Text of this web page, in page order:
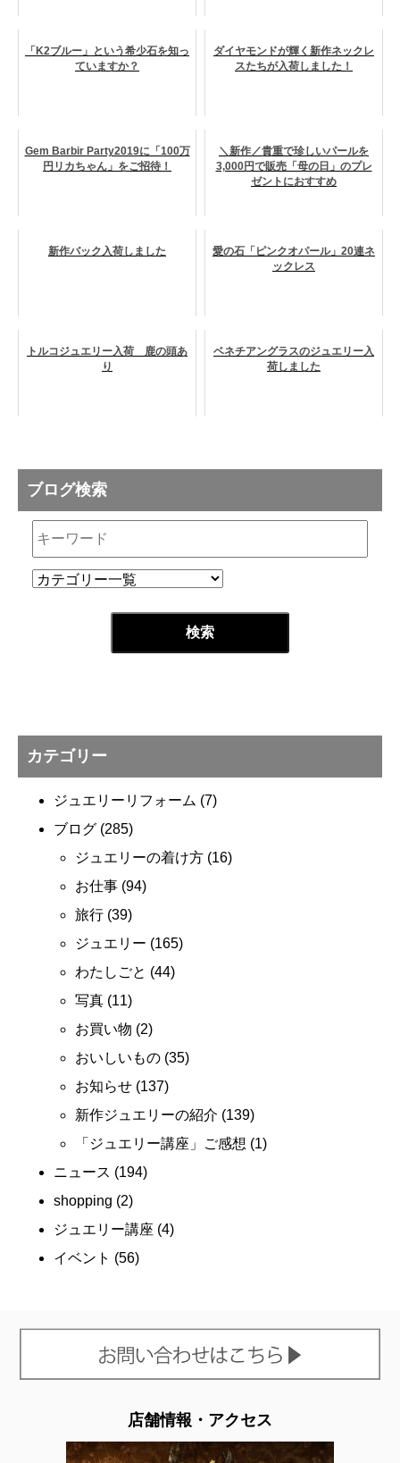
「K2ブルー」という希少石を知っ
ていますか？
ダイヤモンドが輝く新作ネックレ
スたちが入荷しました！
Gem Barbir Party2019に「100万
円リカちゃん」をご招待！
＼新作／貴重で珍しいパールを
3,000円で販売「母の日」のプレ
ゼントにおすすめ
新作バック入荷しました
愛の石「ピンクオパール」20連ネ
ックレス
トルコジュエリー入荷 鹿の頭あ
り
ベネチアングラスのジュエリー入
荷しました
ブログ検索
カテゴリー
ジュエリーリフォーム (7)
ブログ (285)
ジュエリーの着け方 (16)
お仕事 (94)
旅行 (39)
ジュエリー (165)
わたしごと (44)
写真 (11)
お買い物 (2)
おいしいもの (35)
お知らせ (137)
新作ジュエリーの紹介 (139)
「ジュエリー講座」ご感想 (1)
ニュース (194)
shopping (2)
ジュエリー講座 (4)
イベント (56)
店舗情報・アクセス